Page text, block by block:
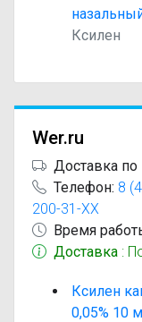
Ксилен
Wer.ru
Доставка по
Телефон: 8
200-31-XX
Время
Доставка :
Ксилен
0,05% 10